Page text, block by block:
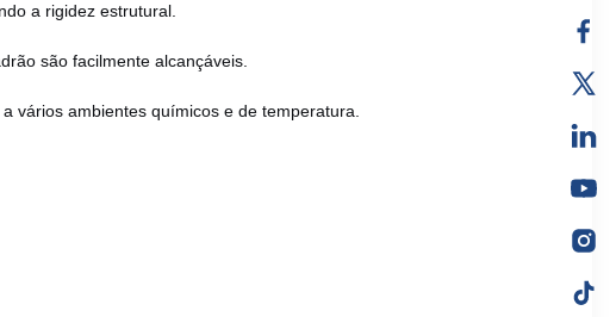
a rigidez estrutural.
são facilmente alcançáveis.
vários ambientes químicos e de temperatura.